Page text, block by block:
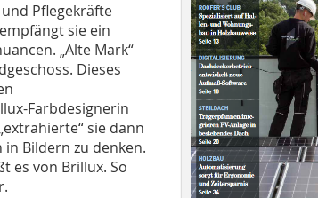
Pflegekräfte
sie ein
„Alte Mark“
Dieses
Farbdesignerin
sie dann
Bildern zu denken.
es von Brillux. So